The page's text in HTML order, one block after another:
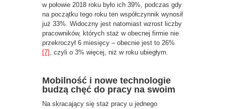
w połowie 2018 roku było ich 39%, podczas gdy
na początku tego roku ten współczynnik wynosił
już 33%. Widoczny jest natomiast wzrost liczby
pracowników, których staż w obecnej firmie nie
przekroczył 6 miesięcy – obecnie jest to 26%
[7] , czyli o 3% więcej, niż w roku ubiegłym.
Mobilność i nowe technologie
budzą chęć do pracy na swoim
Na skracający się staż pracy u jednego